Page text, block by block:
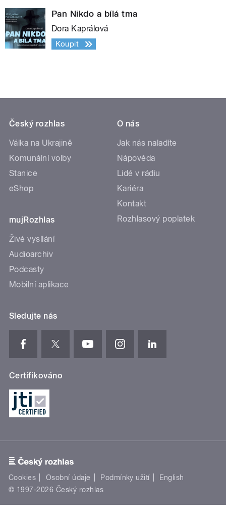
Pan Nikdo a bílá tma
Dora Kaprálová
Koupit
Český rozhlas
Válka na Ukrajině
Komunální volby
Stanice
eShop
mujRozhlas
Živé vysílání
Audioarchiv
Podcasty
Mobilní aplikace
O nás
Jak nás naladíte
Nápověda
Lidé v rádiu
Kariéra
Kontakt
Rozhlasový poplatek
Sledujte nás
Certifikováno
Cookies Osobní údaje Podmínky užití
English
© 1997-2026 Český rozhlas